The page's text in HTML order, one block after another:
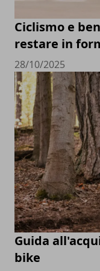
Ciclismo e
restare in
28/10/2025
Guida
bike